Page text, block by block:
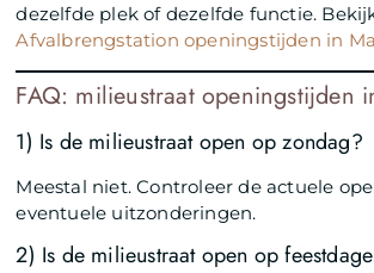
dezelfde plek of dezelfde functie.
Afvalbrengstation openingstijden in
FAQ: milieustraat openingstijden
1) Is de milieustraat open op zondag?
Meestal niet. Controleer de actuele
eventuele uitzonderingen.
2) Is de milieustraat open op